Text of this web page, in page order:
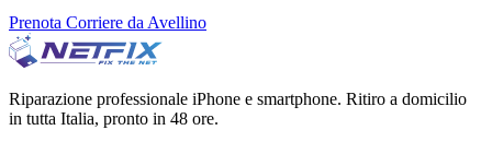
Prenota Corriere da Avellino
Riparazione professionale iPhone e smartphone. Ritiro a domicilio
in tutta Italia, pronto in 48 ore.